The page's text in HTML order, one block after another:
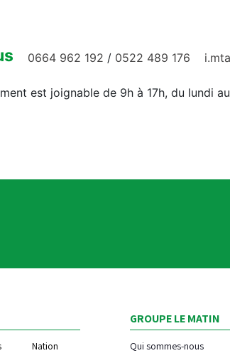
0664 962 192 / 0522 489 176
est joignable de 9h à 17h, du lundi
Nation
GROUPE LE MATIN
Qui sommes-nous